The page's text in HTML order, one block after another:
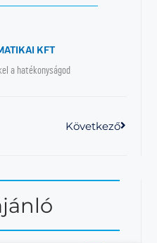
KFT
a hatékonyságod
Következő